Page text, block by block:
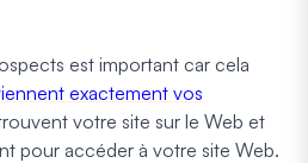
est important car cela
exactement vos
votre site sur le Web et
pour accéder à votre site Web.